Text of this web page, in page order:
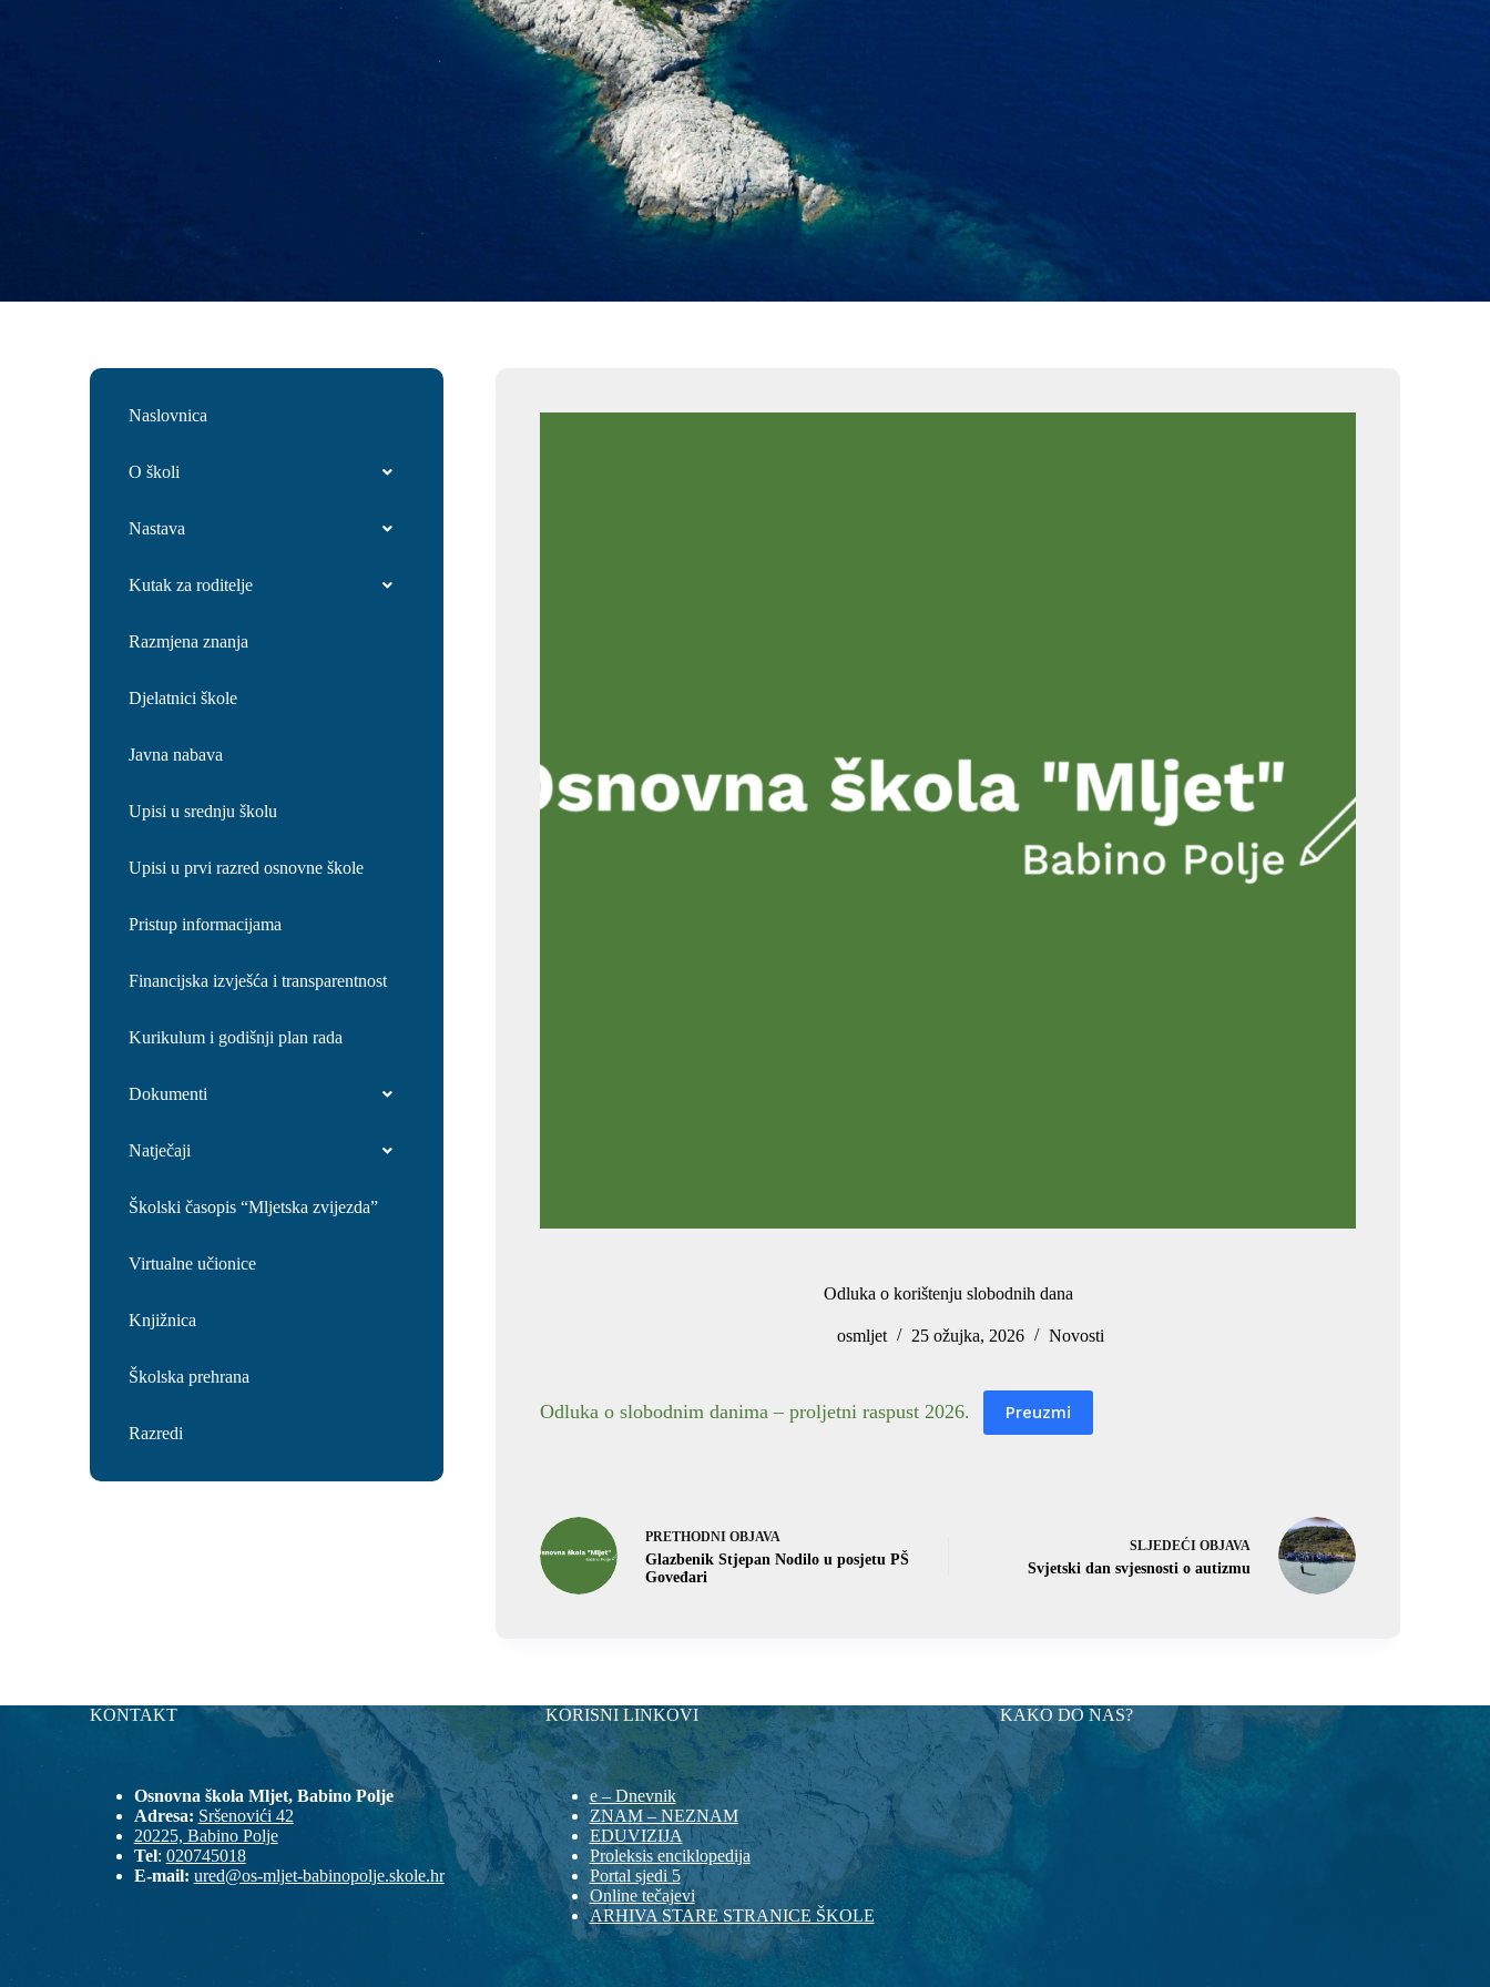
Odluka o korištenju slobodnih dana
osmljet 25 ožujka, 2026 Novosti
Odluka o slobodnim danima – proljetni raspust 2026. Preuzmi
PRETHODNIOBJAVA
Glazbenik Stjepan Nodilo u posjetu PŠ
Goveđari
SLJEDEĆIOBJAVA
Svjetski dan svjesnosti o autizmu
Naslovnica
O školi
Nastava
Kutak za roditelje
Razmjena znanja
Djelatnici škole
Javna nabava
Upisi u srednju školu
Upisi u prvi razred osnovne škole
Pristup informacijama
Financijska izvješća i transparentnost
Kurikulum i godišnji plan rada
Dokumenti
Natječaji
Školski časopis “Mljetska zvijezda”
Virtualne učionice
Knjižnica
Školska prehrana
Razredi
KONTAKT
Osnovna škola Mljet, Babino Polje
Adresa: Sršenovići 42
20225, Babino Polje
Tel: 020745018
E-mail: ured@os-mljet-babinopolje.skole.hr
KORISNI LINKOVI
e – Dnevnik
ZNAM – NEZNAM
EDUVIZIJA
Proleksis enciklopedija
Portal sjedi 5
Online tečajevi
ARHIVA STARE STRANICE ŠKOLE
KAKO DO NAS?